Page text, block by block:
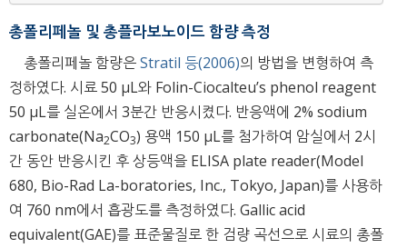
총폴리페놀 및 총플라보노이드 함량 측정
총폴리페놀 함량은Stratil 등(2006)의 방법을 변형하여 측
정하였다. 시료 50 μL와 Folin-Ciocalteu’s phenol reagent
50 μL를 실온에서 3분간 반응시켰다. 반응액에 2% sodium
carbonate(Na2CO3) 용액 150 μL를 첨가하여 암실에서 2시
간 동안 반응시킨 후 상등액을 ELISA plate reader(Model
680, Bio-Rad La-boratories, Inc., Tokyo, Japan)를 사용하
여 760 nm에서 흡광도를 측정하였다. Gallic acid
equivalent(GAE)를 표준물질로 한 검량 곡선으로 시료의 총폴